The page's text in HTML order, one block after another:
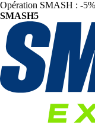
Opération SMASH : -
SMASH5